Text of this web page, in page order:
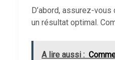
D’abord, assurez-vous
un résultat optimal.
A lire aussi :